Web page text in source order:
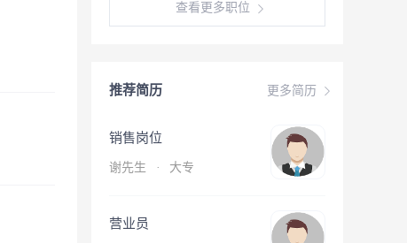
查看更多职位
更多简历
推荐简历
销售岗位
谢先生 · 大专
营业员